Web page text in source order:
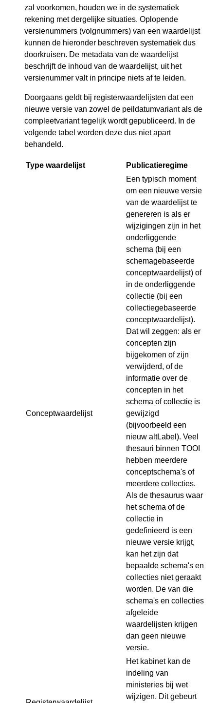
zal voorkomen, houden we in de systematiek
rekening met dergelijke situaties. Oplopende
versienummers (volgnummers) van een waardelijst
kunnen de hieronder beschreven systematiek dus
doorkruisen. De metadata van de waardelijst
beschrijft de inhoud van de waardelijst, uit het
versienummer valt in principe niets af te leiden.
Doorgaans geldt bij registerwaardelijsten dat een
nieuwe versie van zowel de peildatumvariant als de
compleetvariant tegelijk wordt gepubliceerd. In de
volgende tabel worden deze dus niet apart
behandeld.
Type waardelijst Publicatieregime
Conceptwaardelijst
Een typisch moment
om een nieuwe versie
van de waardelijst te
genereren is als er
wijzigingen zijn in het
onderliggende
schema (bij een
schemagebaseerde
conceptwaardelijst) of
in de onderliggende
collectie (bij een
collectiegebaseerde
conceptwaardelijst).
Dat wil zeggen: als er
concepten zijn
bijgekomen of zijn
verwijderd, of de
informatie over de
concepten in het
schema of collectie is
gewijzigd
(bijvoorbeeld een
nieuw altLabel). Veel
thesauri binnen TOOI
hebben meerdere
conceptschema's of
meerdere collecties.
Als de thesaurus waar
het schema of de
collectie in
gedefinieerd is een
nieuwe versie krijgt,
kan het zijn dat
bepaalde schema's en
collecties niet geraakt
worden. De van die
schema's en collecties
afgeleide
waardelijsten krijgen
dan geen nieuwe
versie.
Het kabinet kan de
indeling van
ministeries bij wet
wijzigen. Dit gebeurt